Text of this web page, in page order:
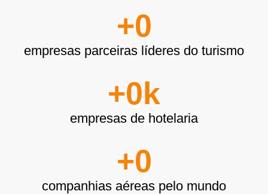
empresas parceiras líderes do turismo
+0
empresas de hotelaria
+0k
companhias aéreas pelo mundo
+0